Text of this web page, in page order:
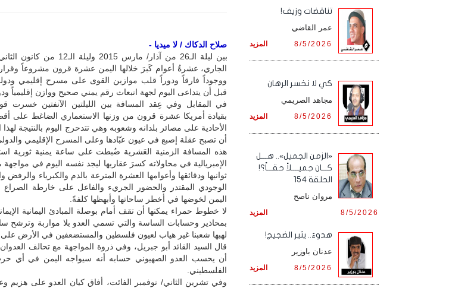
صلاح الدكاك / لا ميديا -
الجاري، عشرةُ أعوام كَبرَ خلالها اليمن عشرة قرون مشروعاً
ووجوداً فارقاً ودوراً قلب موازين القوى على مسرح إقليمي
قبل أن يتداعى اليوم لجهة انبعاث رقم يمني صحيح ووازن إقليمياً
في المقابل وفي عِقد المسافة بين الليلتين الآنفتين خسرت قوى
بقيادة أمريكا عشرة قرون من وزنها الاستعماري الضاغط على
الأحادية على مصائر بلدانه وشعوبه وهي تتدحرج اليوم بالنتيجة
أن تصبح عقلة إصبع في عيون عبّادها وعلى المسرح الإقليمي
هذه المسافة الزمنية العَشرية ضُبطت على ساعة يمنية ثورية
الإمبريالية في محاولاته كسرَ عقاربها ليجد نفسه اليوم في مواجهة
ثوانيها ودقائقها وأعوامها العشرة المترعة بالدم والكبرياء والرفض
الوجودي المقتدر والحضور الجريء والفاعل على خارطة
اليمن لخوضها في أخطر ساحاتها وأبهظها كلفةً.
لا خطوط حمراء يمكنها أن تقف أمام بوصلة المبادئ اليمانية
بمحاذير وحسابات الساسة والتي تسمي العدو بلا مواربة وترشح
لهبها شعبنا غير هياب لعيون فلسطين والمستضعفين في الأرض على
قال السيد القائد أبو جبريل، وفي ذروة المواجهة مع تحالف العدوان
أن يحسب العدو الصهيوني حسابه أنه سيواجه اليمن في أي
الفلسطيني.
وفي تشرين الثاني/ نوفمبر الفائت، أفاق كيان العدو على هزيم
تناقضات وزيف!
عمر القاضي
المزيد 8/5/2026
كي لا نخسر الرهان
مجاهد الصريمي
المزيد 8/5/2026
«الزمن الجميل».. هـــل
كـــان جميــــلاً حقـــاً؟!
الحلقة 154
مروان ناصح
المزيد 8/5/2026
هدوءٌ.. يثير الضجيج!
عدنان باوزير
المزيد 8/5/2026